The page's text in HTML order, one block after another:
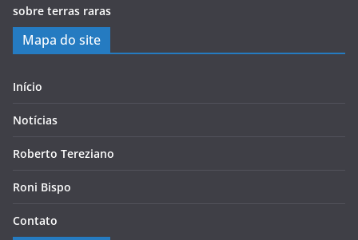
sobre terras raras
Mapa do site
Início
Notícias
Roberto Tereziano
Roni Bispo
Contato